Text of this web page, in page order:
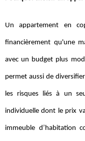
Un appartement en
financièrement qu'une
avec un budget plus
permet aussi de
les risques liés à un
individuelle dont le prix
immeuble d’habitation